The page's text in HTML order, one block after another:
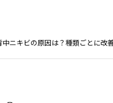
中ニキビの原因は？種類ごとに改